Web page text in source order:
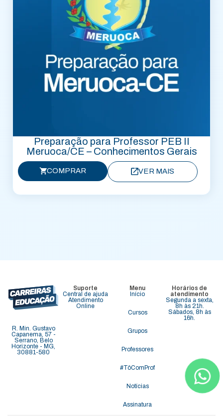
Preparação para Professor PEB II
Meruoca/CE – Conhecimentos Gerais
COMPRAR VER MAIS
R. Min. Gustavo
Capanema, 57 -
Serrano, Belo
Horizonte - MG,
30881-580
Suporte
Central de ajuda
Atendimento
Online
Menu
Início
Cursos
Grupos
Professores
#TôComProf
Notícias
Assinatura
Horários de
atendimento
Segunda a sexta,
8h às 21h.
Sábados, 8h às
16h.